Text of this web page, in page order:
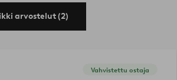
arvostelut (2)
Vahvistettu ostaja